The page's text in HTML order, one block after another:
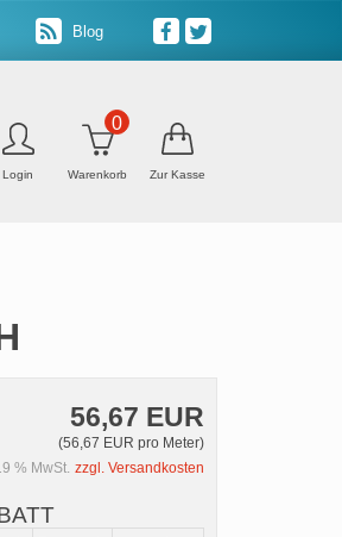
Blog
Login Warenkorb
0
Zur Kasse
56,67 EUR
(56,67 EUR pro Meter)
% MwSt. zzgl. Versandkosten